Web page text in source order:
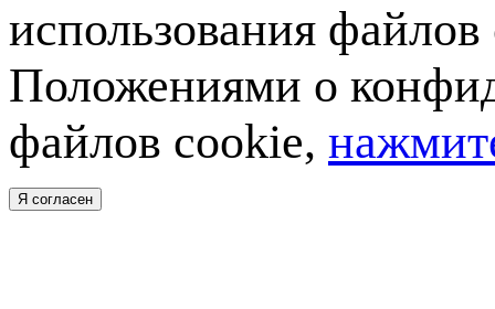
использования
Положениями о
файлов cookie,
Я согласен